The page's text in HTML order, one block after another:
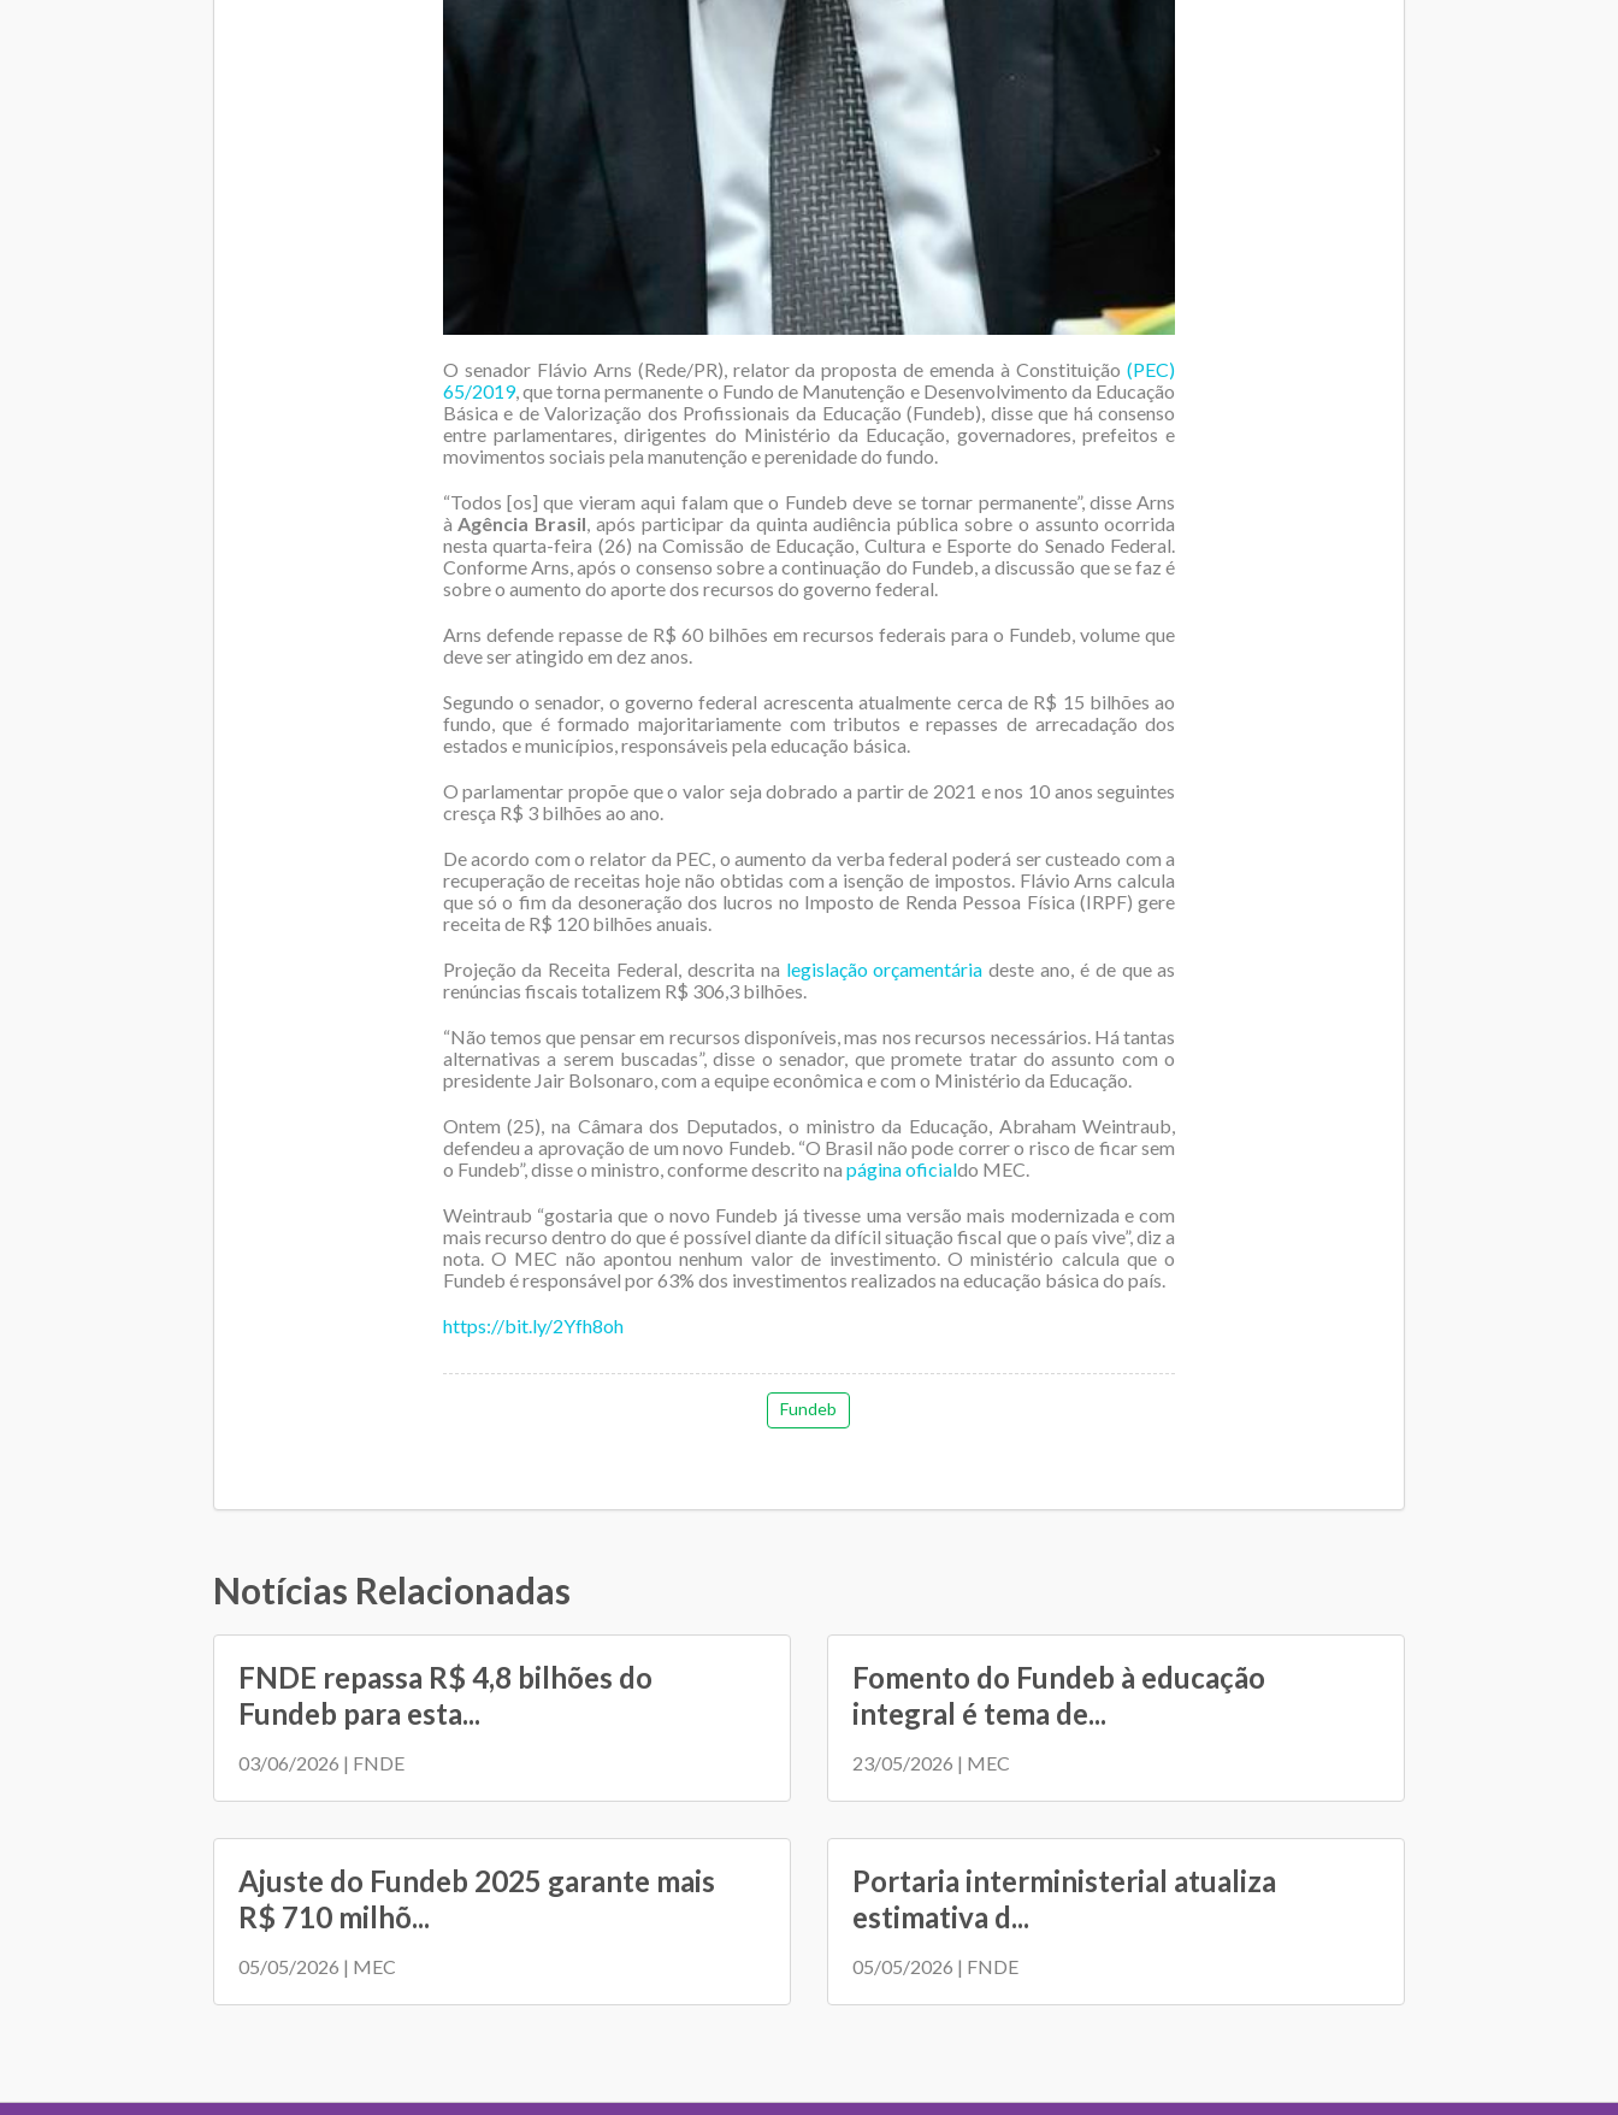
O senador Flávio Arns (Rede/PR), relator da proposta de emenda à Constituição(PEC)
65/2019, que torna permanente o Fundo de Manutenção e Desenvolvimento da Educação
Básica e de Valorização dos Profissionais da Educação (Fundeb), disse que há consenso
entre parlamentares, dirigentes do Ministério da Educação, governadores, prefeitos e
movimentos sociais pela manutenção e perenidade do fundo.
“Todos [os] que vieram aqui falam que o Fundeb deve se tornar permanente”, disse Arns
à Agência Brasil , após participar da quinta audiência pública sobre o assunto ocorrida
nesta quarta-feira (26) na Comissão de Educação, Cultura e Esporte do Senado Federal.
Conforme Arns, após o consenso sobre a continuação do Fundeb, a discussão que se faz é
sobre o aumento do aporte dos recursos do governo federal.
Arns defende repasse de R$ 60 bilhões em recursos federais para o Fundeb, volume que
deve ser atingido em dez anos.
Segundo o senador, o governo federal acrescenta atualmente cerca de R$ 15 bilhões ao
fundo, que é formado majoritariamente com tributos e repasses de arrecadação dos
estados e municípios, responsáveis pela educação básica.
O parlamentar propõe que o valor seja dobrado a partir de 2021 e nos 10 anos seguintes
cresça R$ 3 bilhões ao ano.
De acordo com o relator da PEC, o aumento da verba federal poderá ser custeado com a
recuperação de receitas hoje não obtidas com a isenção de impostos. Flávio Arns calcula
que só o fim da desoneração dos lucros no Imposto de Renda Pessoa Física (IRPF) gere
receita de R$ 120 bilhões anuais.
Projeção da Receita Federal, descrita na legislação orçamentária deste ano, é de que as
renúncias fiscais totalizem R$ 306,3 bilhões.
“Não temos que pensar em recursos disponíveis, mas nos recursos necessários. Há tantas
alternativas a serem buscadas”, disse o senador, que promete tratar do assunto com o
presidente Jair Bolsonaro, com a equipe econômica e com o Ministério da Educação.
Ontem (25), na Câmara dos Deputados, o ministro da Educação, Abraham Weintraub,
defendeu a aprovação de um novo Fundeb. “O Brasil não pode correr o risco de ficar sem
o Fundeb”, disse o ministro, conforme descrito na página oficialdo MEC.
Weintraub “gostaria que o novo Fundeb já tivesse uma versão mais modernizada e com
mais recurso dentro do que é possível diante da difícil situação fiscal que o país vive”, diz a
nota. O MEC não apontou nenhum valor de investimento. O ministério calcula que o
Fundeb é responsável por 63% dos investimentos realizados na educação básica do país.
https://bit.ly/2Yfh8oh
Fundeb
Notícias Relacionadas
FNDE repassa R$ 4,8 bilhões do
Fundeb para esta...
03/06/2026 | FNDE
Fomento do Fundeb à educação
integral é tema de...
23/05/2026 | MEC
Ajuste do Fundeb 2025 garante mais
R$ 710 milhõ...
05/05/2026 | MEC
Portaria interministerial atualiza
estimativa d...
05/05/2026 | FNDE